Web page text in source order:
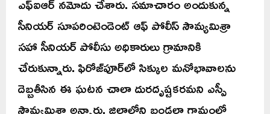
సీనియర్‌ సూపరింటెండెంట్‌ ఆఫ్‌ పోలీస్‌ సౌమ్యమిశ్రా
సహా సీనియర్‌ పోలీసు అధికారులు గ్రామానికి
చేరుకున్నారు. ఫిరోజ్‌పూర్‌లో సిక్కుల మనోభావాలను
దెబ్బతీసిన ఈ ఘటన చాలా దురదృష్టకరమని ఎస్పీ